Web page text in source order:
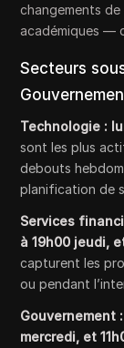
changements
académiques —
Secteurs
Technologie :
sont les plus
debouts
planification de
Services
à 19h00 jeudi,
capturent les
ou pendant
Gouvernement :
mercredi, et